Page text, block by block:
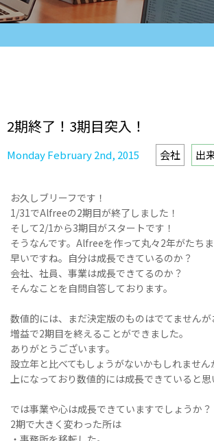
2期終了！3期目突入！
Monday February 2nd, 2015 会社 出
お久しブリーフです！
1/31でAlfreeの2期目が終了しました！
そして2/1から3期目がスタートです！
そうなんです。Alfreeを作って丸々2年がたちま
早いですね。自分は成長できているのか？
会社、社員、事業は成長できてるのか？
そんなことを自問自答しております。
数値的には、まだ決定版のものはでてません
増益で2期目を終えることができました。
ありがとうございます。
設立年と比べてもしょうがないかもしれませ
上になっており数値的には成長できていると思
では事業や心は成長できていますでしょうか？
2期で大きく変わった所は